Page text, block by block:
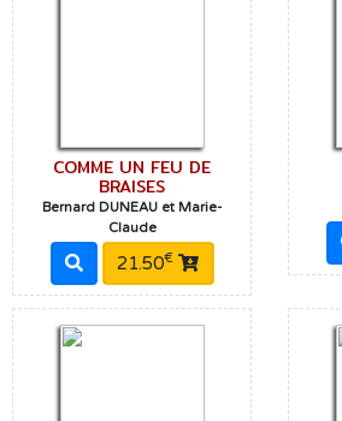
COMME UN FEU DE
BRAISES
Bernard DUNEAU et Marie-
Claude
21.50€